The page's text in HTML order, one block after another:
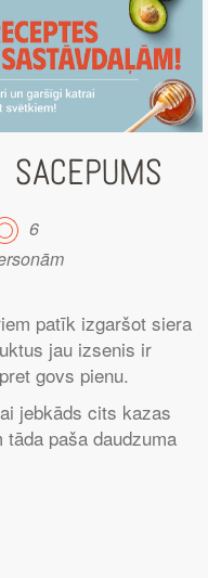
SACEPUMS
6
patīk izgaršot siera
jau izsenis ir
govs pienu.
jebkāds cits kazas
paša daudzuma